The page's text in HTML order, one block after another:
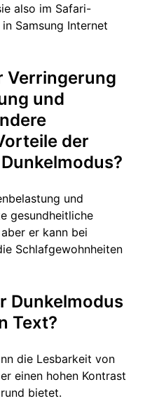
also im Safari-
Samsung Internet
Verringerung
und
der
und
gesundheitliche
er kann bei
Schlafgewohnheiten
Dunkelmodus
Text?
die Lesbarkeit von
einen hohen Kontrast
bietet.